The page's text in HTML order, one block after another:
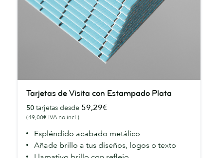
Visita
con
Estampado
Plata
Tarjetas de Visita con Estampado Plata
50 tarjetas desde 59,29€
(49,00€ IVA no incl.)
Espléndido acabado metálico
Añade brillo a tus diseños, logos o texto